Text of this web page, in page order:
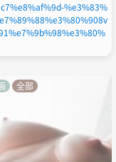
%e3%83%
全部